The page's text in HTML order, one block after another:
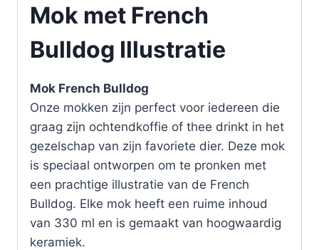
Mok met French
Bulldog Illustratie
Mok French Bulldog
Onze mokken zijn perfect voor iedereen die
graag zijn ochtendkoffie of thee drinkt in het
gezelschap van zijn favoriete dier. Deze mok
is speciaal ontworpen om te pronken met
een prachtige illustratie van de French
Bulldog. Elke mok heeft een ruime inhoud
van 330 ml en is gemaakt van hoogwaardig
keramiek.